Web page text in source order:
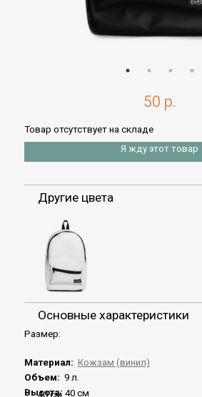
50 р.
Товар отсутствует на складе
Я жду этот товар
Другие цвета
Основные характеристики
40 см
Размер:
Материал: Кожзам (винил)
Объем: 9 л.
Высота: 40 см